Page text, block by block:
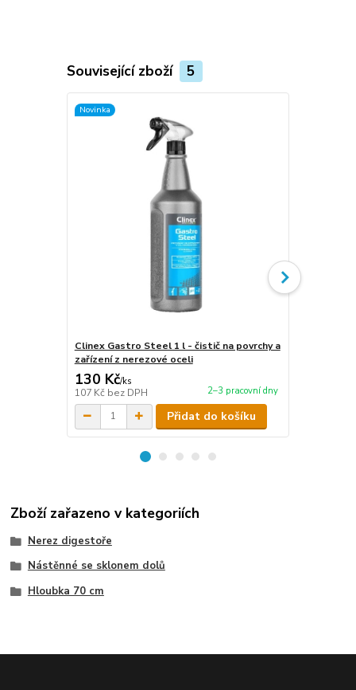
Související zboží 5
Novinka
Clinex Gastro Steel 1 l - čistič na povrchy a
zařízení z nerezové oceli
130 Kč/ks
107 Kč bez DPH 2–3 pracovní dny
Přidat do košíku
Zboží zařazeno v kategoriích
Nerez digestoře
Nástěnné se sklonem dolů
Hloubka 70 cm